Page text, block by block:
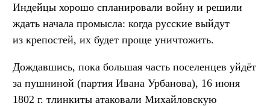
Индейцы хорошо спланировали войну и решили
ждать начала промысла: когда русские выйдут
из крепостей, их будет проще уничтожить.
Дождавшись, пока большая часть поселенцев уйдёт
за пушниной (партия Ивана Урбанова), 16 июня
1802 г. тлинкиты атаковали Михайловскую